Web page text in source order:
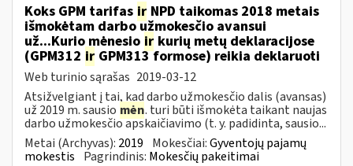
Koks GPM tarifas ir NPD taikomas 2018 metais
išmokėtam darbo užmokesčio avansui
už...Kurio mėnesio ir kurių metų deklaracijose
(GPM312 ir GPM313 formose) reikia deklaruoti
Web turinio sąrašas 2019-03-12
Atsižvelgiant į tai, kad darbo užmokesčio dalis (avansas)
už 2019 m. sausio mėn. turi būti išmokėta taikant naujas
darbo užmokesčio apskaičiavimo (t. y. padidinta, sausio...
Metai (Archyvas): 2019 Mokesčiai:Gyventojų pajamų
mokestis Pagrindinis: Mokesčių pakeitimai